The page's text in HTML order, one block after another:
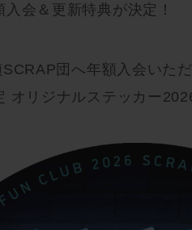
会＆更新特典が決定！
団へ年額入会いた
オリジナルステッカー